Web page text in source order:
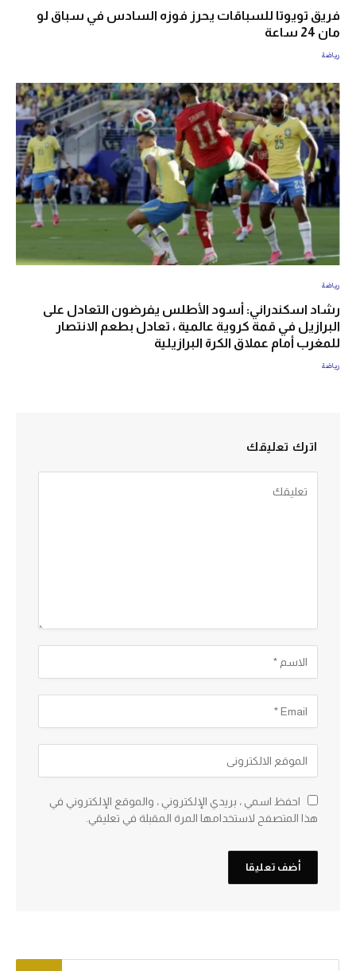
فريق تويوتا للسباقات يحرز فوزه السادس في سباق لو
مان 24 ساعة
رياضة
رياضة
رشاد اسكندراني: أسود الأطلس يفرضون التعادل على
البرازيل في قمة كروية عالمية ، تعادل بطعم الانتصار
للمغرب أمام عملاق الكرة البرازيلية
رياضة
اترك تعليقك
احفظ اسمي ، بريدي الإلكتروني ، والموقع الإلكتروني في
هذا المتصفح لاستخدامها المرة المقبلة في تعليقي.